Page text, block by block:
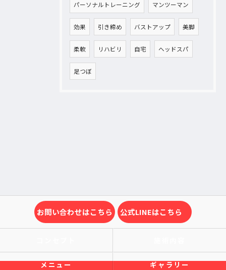
パーソナルトレーニング マンツーマン
効果 引き締め バストアップ 美脚
柔軟 リハビリ 自宅 ヘッドスパ
足つぼ
お問い合わせはこちら 公式LINEはこちら
メニュー ギャラリー